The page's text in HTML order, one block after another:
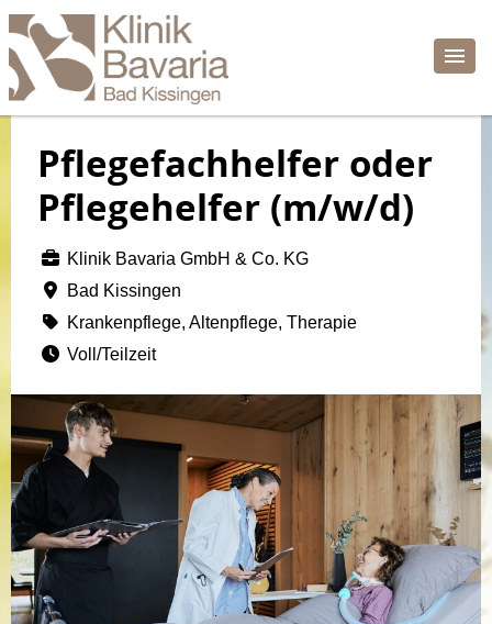
Pflegefachhelfer oder
Pflegehelfer (m/w/d)
Klinik Bavaria GmbH & Co. KG
Bad Kissingen
Krankenpflege, Altenpflege, Therapie
Voll/Teilzeit